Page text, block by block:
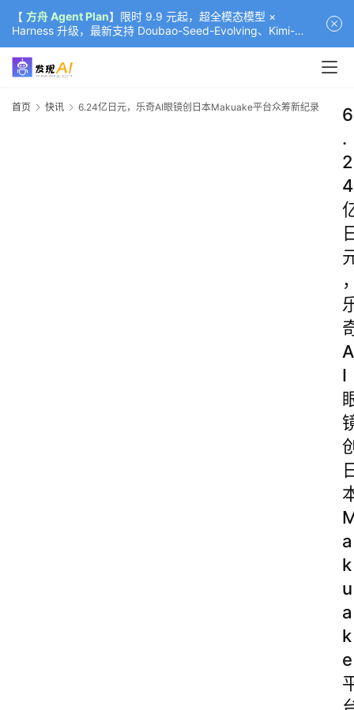
【 方舟 Agent Plan】限时 9.9 元起，超全模态模型 ×
Harness 升级，最新支持 Doubao-Seed-Evolving、Kimi-
K3（部分）、GLM-5.2
首页 快讯 6.24亿日元，乐奇AI眼镜创日本Makuake平台众筹新纪录
6
.
2
4
A
I
a
k
u
a
k
e